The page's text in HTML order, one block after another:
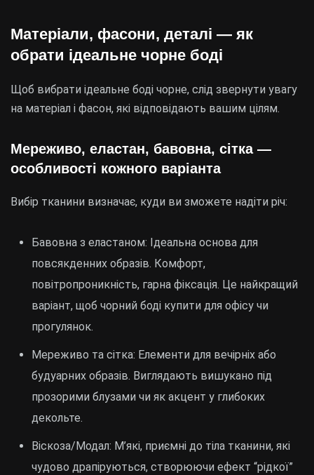
Матеріали, фасони, деталі — як
обрати ідеальне чорне боді
Щоб вибрати ідеальне боді чорне, слід звернути увагу
на матеріал і фасон, які відповідають вашим цілям.
Мереживо, еластан, бавовна, сітка —
особливості кожного варіанта
Вибір тканини визначає, куди ви зможете надіти річ:
Бавовна з еластаном: Ідеальна основа для
повсякденних образів. Комфорт,
повітропроникність, гарна фіксація. Це найкращий
варіант, щоб чорний боді купити для офісу чи
прогулянок.
Мереживо та сітка: Елементи для вечірніх або
будуарних образів. Виглядають вишукано під
прозорими блузами чи як акцент у глибоких
декольте.
Віскоза/Модал: М’які, приємні до тіла тканини, які
чудово драпіруються, створюючи ефект “рідкої”